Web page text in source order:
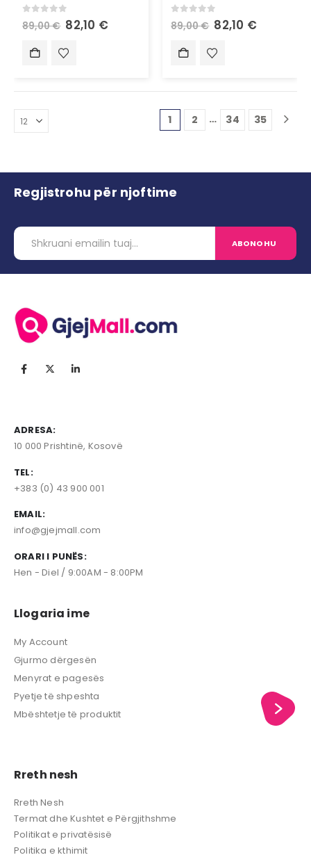
out of 5
89,00€ 82,10 € out of 5
89,00€ 82,10 €
1 2 … 34 35
Regjistrohu për njoftime
ADRESA:
10 000 Prishtinë, Kosovë
TEL:
+383 (0) 43 900 001
EMAIL:
info@gjejmall.com
ORARI I PUNËS:
Hen - Diel / 9:00AM - 8:00PM
Llogaria ime
My Account
Gjurmo dërgesën
Menyrat e pagesës
Pyetje të shpeshta
Mbështetje të produktit
Rreth nesh
Rreth Nesh
Termat dhe Kushtet e Përgjithshme
Politikat e privatësisë
Politika e kthimit